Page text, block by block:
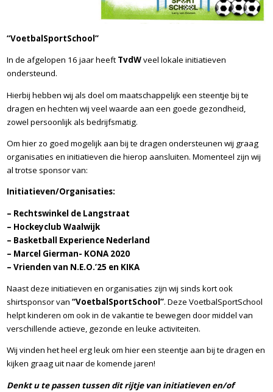
“VoetbalSportSchool”
In de afgelopen 16 jaar heeft TvdWveel lokale initiatieven
ondersteund.
Hierbij hebben wij als doel om maatschappelijk een steentje bij te
dragen en hechten wij veel waarde aan een goede gezondheid,
zowel persoonlijk als bedrijfsmatig.
Om hier zo goed mogelijk aan bij te dragen ondersteunen wij graag
organisaties en initiatieven die hierop aansluiten. Momenteel zijn wij
al trotse sponsor van:
Initiatieven/Organisaties:
– Rechtswinkel de Langstraat
– Hockeyclub Waalwijk
– Basketball Experience Nederland
– Marcel Gierman- KONA 2020
– Vrienden van N.E.O.’25 en KIKA
Naast deze initiatieven en organisaties zijn wij sinds kort ook
shirtsponsor van“VoetbalSportSchool”. Deze VoetbalSportSchool
helpt kinderen om ook in de vakantie te bewegen door middel van
verschillende actieve, gezonde en leuke activiteiten.
Wij vinden het heel erg leuk om hier een steentje aan bij te dragen en
kijken graag uit naar de komende jaren!
Denkt u te passen tussen dit rijtje van initiatieven en/of